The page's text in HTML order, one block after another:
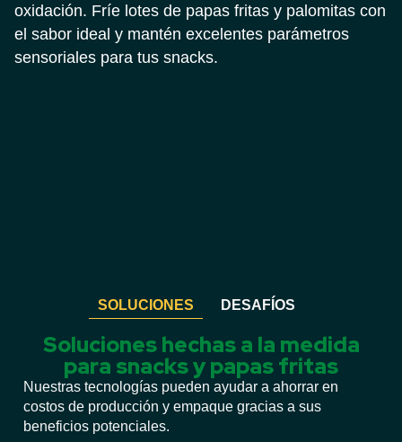
oxidación. Fríe lotes de papas fritas y palomitas con
el sabor ideal y mantén excelentes parámetros
sensoriales para tus snacks.
SOLUCIONES DESAFÍOS
Soluciones hechas a la medida
para snacks y papas fritas
Nuestras tecnologías pueden ayudar a ahorrar en
costos de producción y empaque gracias a sus
beneficios potenciales.